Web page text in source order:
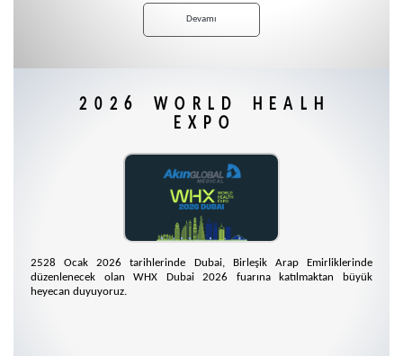
Devamı
2026 WORLD HEALH
EXPO
2528 Ocak 2026 tarihlerinde Dubai, Birleşik Arap Emirliklerinde
düzenlenecek olan WHX Dubai 2026 fuarına katılmaktan büyük
heyecan duyuyoruz.